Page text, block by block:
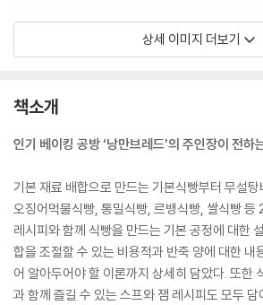
상세 이미지 더보기
책소개
인기 베이킹 공방 ‘낭만브레드’의 주인장이 전하
기본 재료 배합으로 만드는 기본식빵부터 무설
오징어먹물식빵, 통밀식빵, 르뱅식빵, 쌀식빵 등
레시피와 함께 식빵을 만드는 기본 공정에 대한
합을 조절할 수 있는 비용적과 반죽 양에 대한 내
어 알아두어야 할 이론까지 상세히 담았다. 또한
과 함께 즐길 수 있는 스프와 잼 레시피도 모두